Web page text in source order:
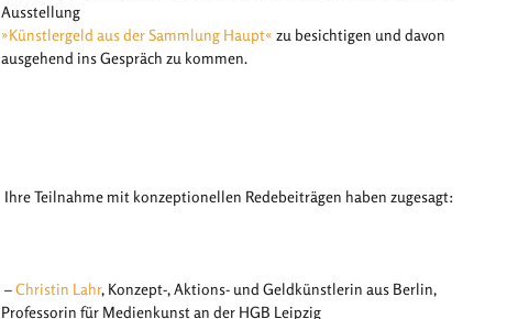
Ausstellung
»Künstlergeld aus der Sammlung Haupt« zu besichtigen und davon
ausgehend ins Gespräch zu kommen.
Ihre Teilnahme mit konzeptionellen Redebeiträgen haben zugesagt:
–Christin Lahr, Konzept-, Aktions- und Geldkünstlerin aus Berlin,
Professorin für Medienkunst an der HGB Leipzig